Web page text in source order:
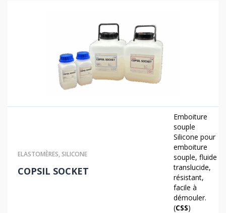
ELASTOMÈRES,SILICONE
COPSIL SOCKET
Emboiture
souple
Silicone pour
emboiture
souple, fluide
translucide,
résistant,
facile à
démouler.
(CSS)